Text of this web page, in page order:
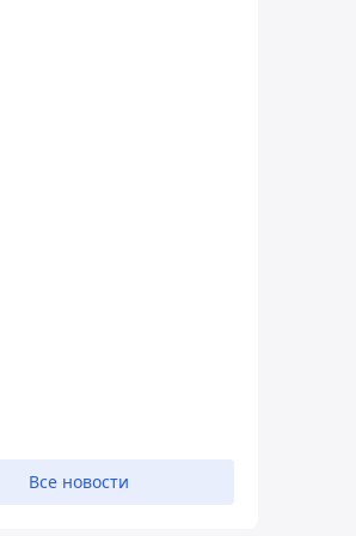
Все новости